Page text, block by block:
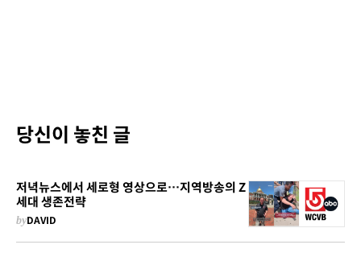
당신이 놓친 글
저녁뉴스에서 세로형 영상으로…지역방송의 Z
세대 생존전략
byDAVID